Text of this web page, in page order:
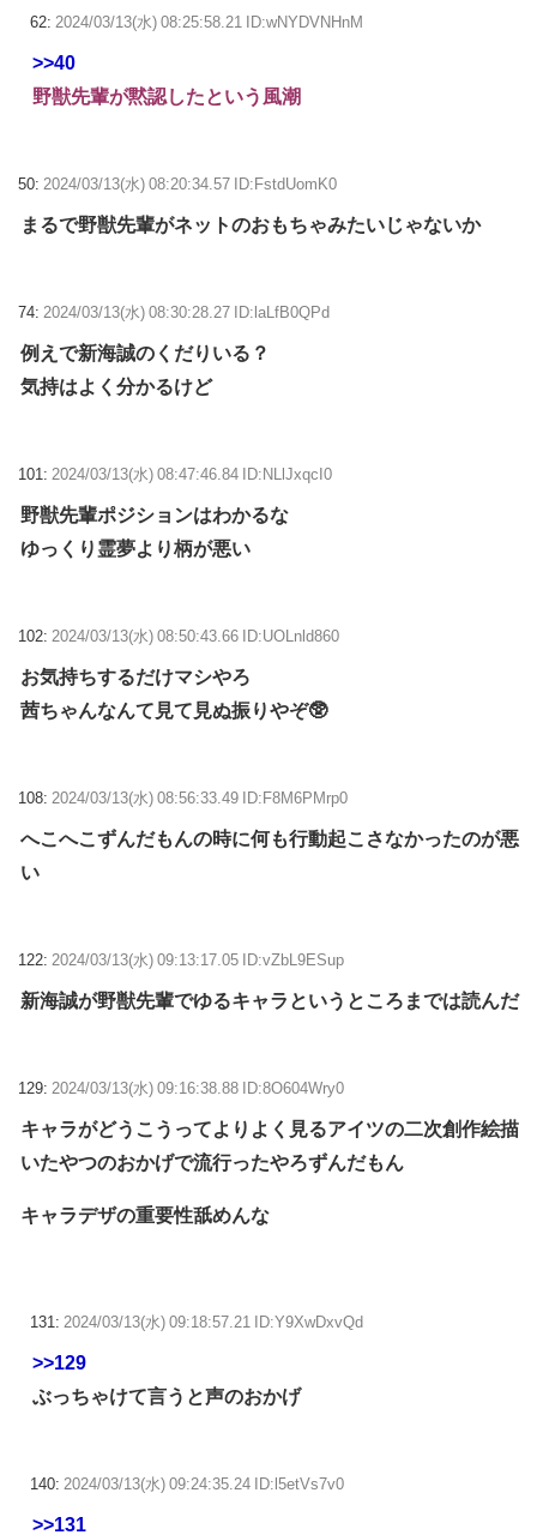
62: 2024/03/13(水) 08:25:58.21 ID:wNYDVNHnM
>>40
野獣先輩が黙認したという風潮
50: 2024/03/13(水) 08:20:34.57 ID:FstdUomK0
まるで野獣先輩がネットのおもちゃみたいじゃないか
74: 2024/03/13(水) 08:30:28.27 ID:laLfB0QPd
例えで新海誠のくだりいる？
気持はよく分かるけど
101: 2024/03/13(水) 08:47:46.84 ID:NLlJxqcI0
野獣先輩ポジションはわかるな
ゆっくり霊夢より柄が悪い
102: 2024/03/13(水) 08:50:43.66 ID:UOLnld860
お気持ちするだけマシやろ
茜ちゃんなんて見て見ぬ振りやぞ🥸
108: 2024/03/13(水) 08:56:33.49 ID:F8M6PMrp0
へこへこずんだもんの時に何も行動起こさなかったのが悪
い
122: 2024/03/13(水) 09:13:17.05 ID:vZbL9ESup
新海誠が野獣先輩でゆるキャラというところまでは読んだ
129: 2024/03/13(水) 09:16:38.88 ID:8O604Wry0
キャラがどうこうってよりよく見るアイツの二次創作絵描
いたやつのおかげで流行ったやろずんだもん
キャラデザの重要性舐めんな
131: 2024/03/13(水) 09:18:57.21 ID:Y9XwDxvQd
>>129
ぶっちゃけて言うと声のおかげ
140: 2024/03/13(水) 09:24:35.24 ID:l5etVs7v0
>>131